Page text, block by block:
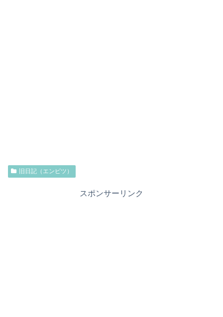
旧日記（エンピツ）
スポンサーリンク